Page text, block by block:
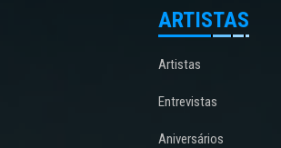
ARTISTAS
Artistas
Entrevistas
Aniversários